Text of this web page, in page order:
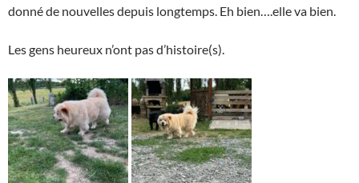
donné de nouvelles depuis longtemps. Eh bien….elle va bien.
Les gens heureux n’ont pas d’histoire(s).